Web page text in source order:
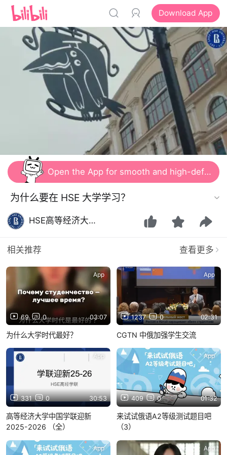
Download App
Open the App for smooth and high-definition viewing
为什么要在 HSE 大学学习？
HSE高等经济大学
相关推荐 查看更多
69 0 03:07
App
为什么大学时代最好？
1237 0 02:31
App
CGTN 中俄加强学生交流
331 0 30:53
App
高等经济大学中国学联迎新
2025-2026 （全）
409 0 01:32
App
来试试俄语A2等级测试题目吧
（3）
App App